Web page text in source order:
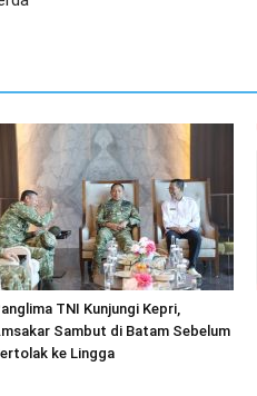
TNI Kunjungi Kepri,
Sambut di Batam Sebelum
ke Lingga